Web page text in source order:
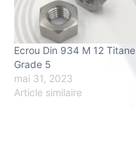
Ecrou Din 934 M 12 Titane
Grade 5
mai 31, 2023
Article similaire